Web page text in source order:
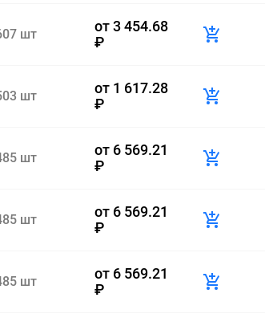
шт от3 454.68
₽
шт от 1 617.28
₽
шт от 6 569.21
₽
шт от 6 569.21
₽
шт от 6 569.21
₽